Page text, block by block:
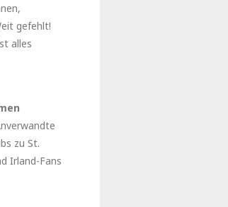
gefehlt!
alles
zu St.
Irland-Fans